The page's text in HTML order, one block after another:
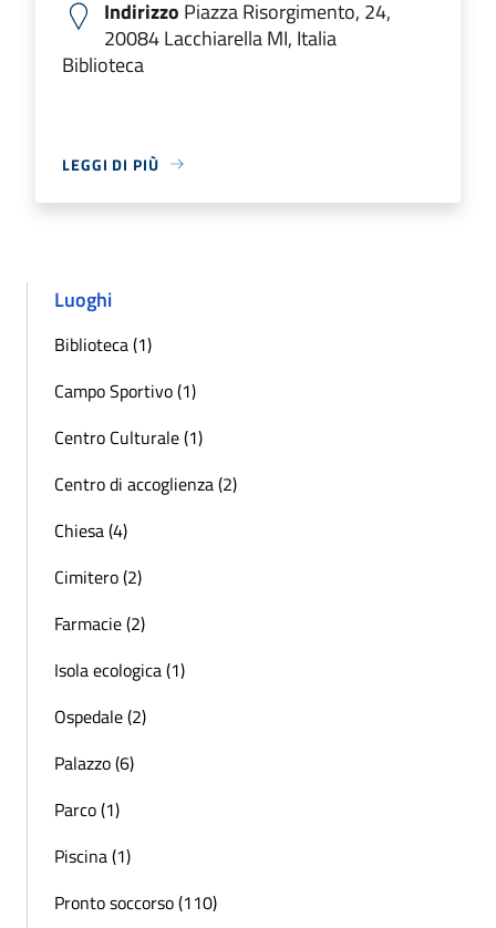
Indirizzo Piazza Risorgimento, 24,
20084 Lacchiarella MI, Italia
Biblioteca
LEGGI DI PIÙ
Luoghi
Biblioteca (1)
Campo Sportivo (1)
Centro Culturale (1)
Centro di accoglienza (2)
Chiesa (4)
Cimitero (2)
Farmacie (2)
Isola ecologica (1)
Ospedale (2)
Palazzo (6)
Parco (1)
Piscina (1)
Pronto soccorso (110)